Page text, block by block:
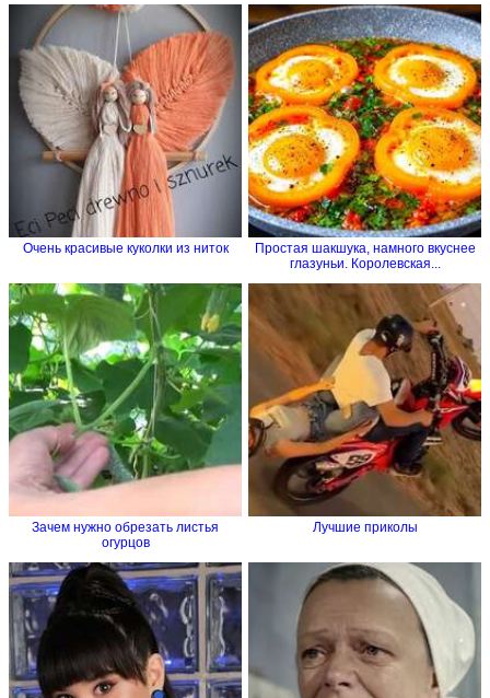
Очень красивые куколки из ниток
Простая шакшука, намного вкуснее
глазуньи. Королевская...
Зачем нужно обрезать листья
огурцов
Лучшие приколы